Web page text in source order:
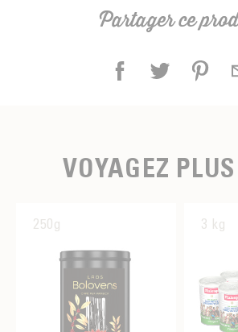
Partager ce
VOYAGEZ
250g 3 kg